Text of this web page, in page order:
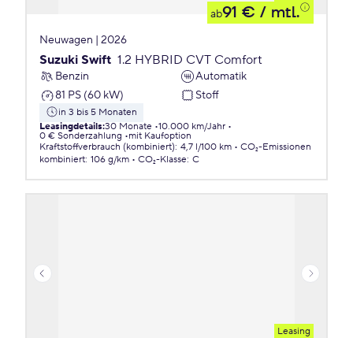
ab91 € / mtl.
Neuwagen | 2026
Suzuki Swift 1.2 HYBRID CVT Comfort
Benzin
Automatik
81 PS (60 kW)
Stoff
in 3 bis 5 Monaten
Leasingdetails:30 Monate 10.000 km/Jahr
0 € Sonderzahlung
mit Kaufoption
Kraftstoffverbrauch (kombiniert): 4,7 l/100 km
CO₂-Emissionen
kombiniert: 106 g/km CO₂-Klasse: C
Leasing